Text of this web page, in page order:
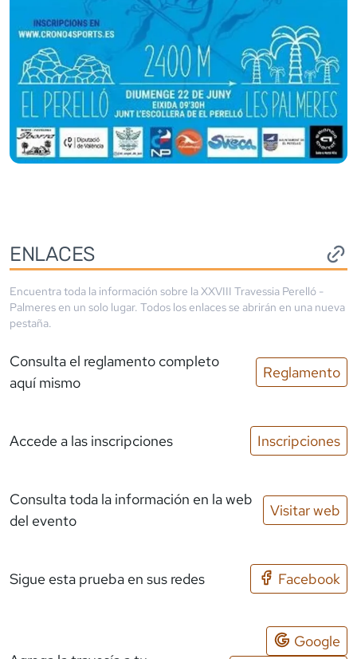
ENLACES
Encuentra toda la información sobre laXXVIII Travessia Perelló -
Palmeres en un solo lugar. Todos los enlaces se abrirán en una nueva
pestaña.
Consulta el reglamento completo
aquí mismo
Reglamento
Accede a las inscripciones Inscripciones
Consulta toda la información en la web
del evento
Visitar web
Sigue esta prueba en sus redes Facebook
Google